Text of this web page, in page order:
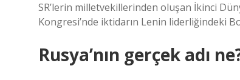
SR’lerin milletvekillerinden oluşan İkinci
Kongresi’nde iktidarın Lenin liderliğindeki
Rusya’nın gerçek adı